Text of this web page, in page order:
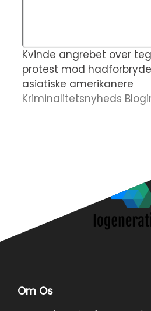
Kvinde angrebet over
protest mod
asiatiske amerikanere
Kriminalitetsnyheds
Om Os